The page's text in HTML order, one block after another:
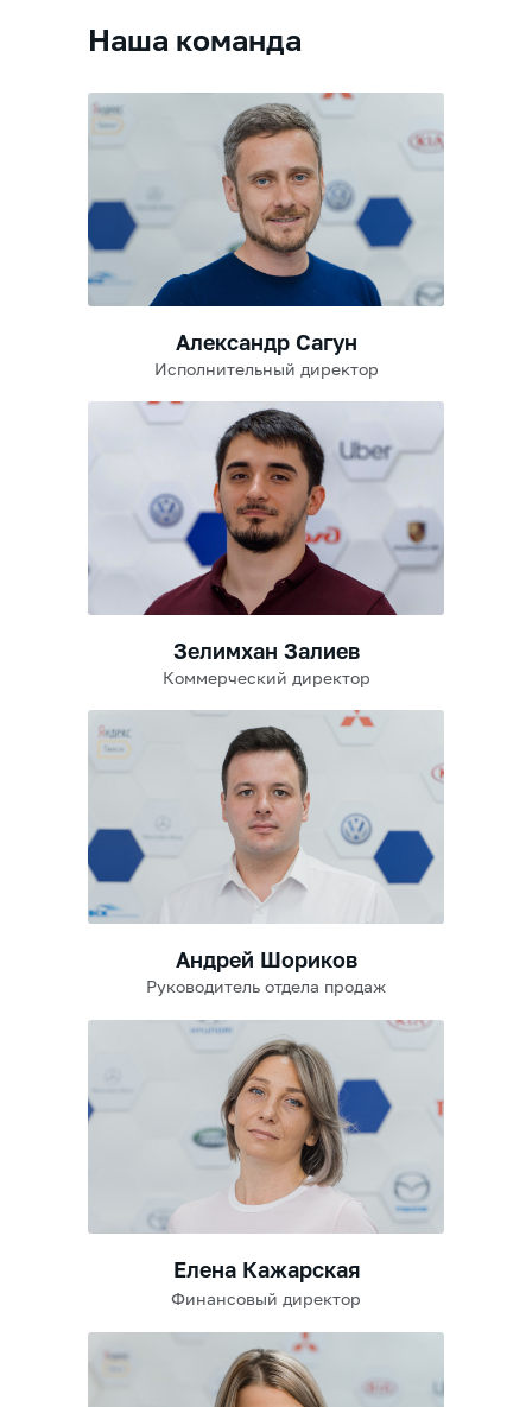
Наша команда
Александр Сагун
Зелимхан Залиев
Андрей Шориков
Исполнительный директор
Коммерческий директор
Руководитель отдела продаж
Елена Кажарская
Финансовый директор